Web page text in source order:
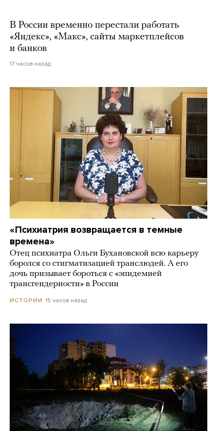
В России временно перестали работать
«Яндекс», «Макс», сайты маркетплейсов
и банков
17 часов назад
«Психиатрия возвращается в темные
времена»
Отец психиатра Ольги Бухановской всю карьеру
боролся со стигматизацией транслюдей. А его
дочь призывает бороться с «эпидемией
трансгендерности» в России
ИСТОРИИ 15 часов назад